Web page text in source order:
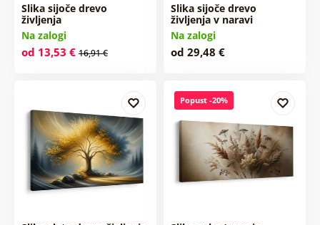
Slika sijoče drevo
življenja
Na zalogi
od 13,53 € 16,91 €
Slika sijoče drevo
življenja v naravi
Na zalogi
od 29,48 €
Popust -20%